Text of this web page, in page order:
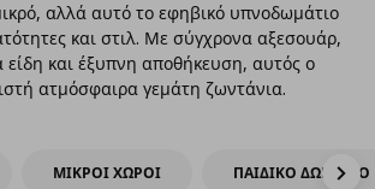
αλλά αυτό το εφηβικό υπνοδωμάτιο
και στιλ. Με σύγχρονα αξεσουάρ,
και έξυπνη αποθήκευση, αυτός ο
ατμόσφαιρα γεμάτη ζωντάνια.
ΜΙΚΡΟΙ ΧΩΡΟΙ ΠΑΙΔΙΚΟ ΔΩΜΑΤΙΟ